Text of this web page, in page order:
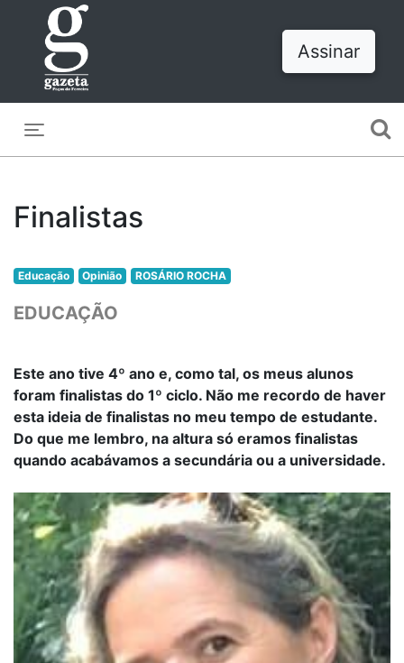
Assinar
Finalistas
Educação Opinião ROSÁRIO ROCHA
EDUCAÇÃO
Este ano tive 4º ano e, como tal, os meus alunos
foram finalistas do 1º ciclo. Não me recordo de haver
esta ideia de finalistas no meu tempo de estudante.
Do que me lembro, na altura só eramos finalistas
quando acabávamos a secundária ou a universidade.